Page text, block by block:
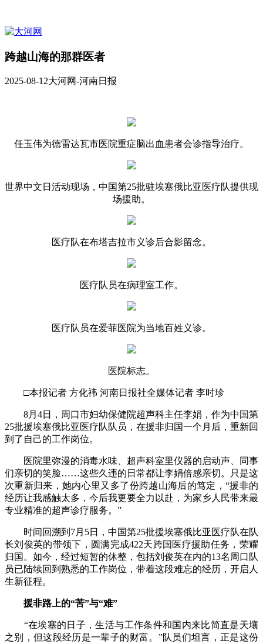
跨越山海的那群医者
2025-08-12大河网-河南日报
任玉伟为德雷达瓦市医院重症脑出血患者会诊指导治疗。
世界中文日活动现场，中国第25批驻埃塞俄比亚医疗队提供现
场援助。
医疗队在布塔吉拉市义诊后合影留念。
医疗队员在病理室工作。
医疗队员在爱菲医院为当地百姓义诊。
医院标志。
□本报记者 方化祎 河南日报社全媒体记者 李时珍
8月4日，周口市妇幼保健院超声科主任李娟，作为中国第
25批援埃塞俄比亚医疗队队员，在援非归国一个月后，重新回
到了自己的工作岗位。
医院里弥漫的消毒水味、超声科室里仪器的启动声、同事
们亲切的笑脸……这些久违的日常都让李娟倍感亲切。只是这
次重新归来，她内心里又多了份跨越山海后的笃定，“援非的
经历让我感触太多，今后我更要全力以赴，为家乡人民带来最
专业精准的超声诊疗服务。”
时间回溯到7月5日，中国第25批援埃塞俄比亚医疗队在队
长刘俊英的带领下，圆满完成422天跨国医疗援助任务，荣耀
归国。如今，经过短暂的休整，包括刘俊英在内的13名周口队
员已陆续回到熟悉的工作岗位，带着这段难忘的经历，开启人
生新征程。
援非路上的“苦”与“难”
“在埃塞的日子，生活与工作条件和国内来比简直是天壤
之别，但这段经历是一辈子的财富。”队员们坦言，正是这份